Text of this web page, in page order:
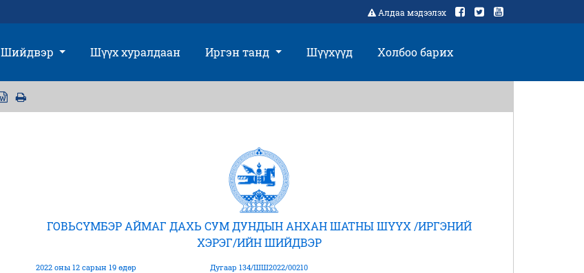
Алдаа мэдээлэх
Шийдвэр Шүүх хуралдаан Иргэн танд Шүүхүүд Холбоо барих
ГОВЬСҮМБЭР АЙМАГ ДАХЬ СУМ ДУНДЫН АНХАН ШАТНЫ ШҮҮХ /ИРГЭНИЙ
ХЭРЭГ/ИЙН ШИЙДВЭР
2022 оны 12 сарын 19 өдөр Дугаар 134/ШШ2022/00210